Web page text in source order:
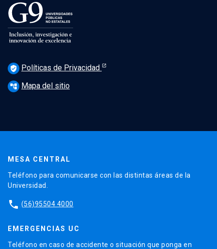
verified_user Políticas de Privacidad
account_tree Mapa del sitio
MESA CENTRAL
Teléfono para comunicarse con las distintas áreas de la
Universidad.
phone (56)95504 4000
EMERGENCIAS UC
Teléfono en caso de accidente o situación que ponga en